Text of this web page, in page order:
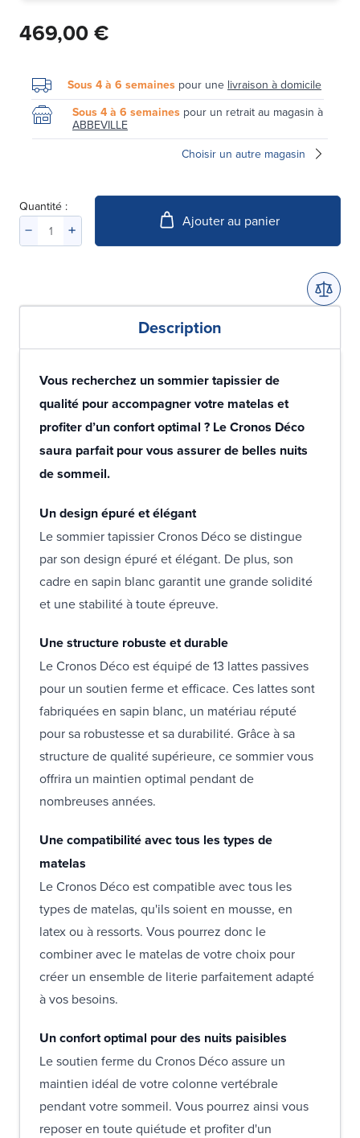
469,00 €
Sous 4 à 6 semaines pour une livraison à domicile
Sous 4 à 6 semaines pour un retrait au magasin à
ABBEVILLE
Choisir un autre magasin
Quantité :
Ajouter au panier
Description
Vous recherchez un sommier tapissier de
qualité pour accompagner votre matelas et
profiter d’un confort optimal ? Le Cronos Déco
saura parfait pour vous assurer de belles nuits
de sommeil.
Un design épuré et élégant
Le sommier tapissier Cronos Déco se distingue
par son design épuré et élégant. De plus, son
cadre en sapin blanc garantit une grande solidité
et une stabilité à toute épreuve.
Une structure robuste et durable
Le Cronos Déco est équipé de 13 lattes passives
pour un soutien ferme et efficace. Ces lattes sont
fabriquées en sapin blanc, un matériau réputé
pour sa robustesse et sa durabilité. Grâce à sa
structure de qualité supérieure, ce sommier vous
offrira un maintien optimal pendant de
nombreuses années.
Une compatibilité avec tous les types de
matelas
Le Cronos Déco est compatible avec tous les
types de matelas, qu'ils soient en mousse, en
latex ou à ressorts. Vous pourrez donc le
combiner avec le matelas de votre choix pour
créer un ensemble de literie parfaitement adapté
à vos besoins.
Un confort optimal pour des nuits paisibles
Le soutien ferme du Cronos Déco assure un
maintien idéal de votre colonne vertébrale
pendant votre sommeil. Vous pourrez ainsi vous
reposer en toute quiétude et profiter d'un